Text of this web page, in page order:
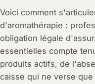
Voici comment
d'aromathérapie :
obligation légale
essentielles compte
produits actifs, de
caisse qui ne verse